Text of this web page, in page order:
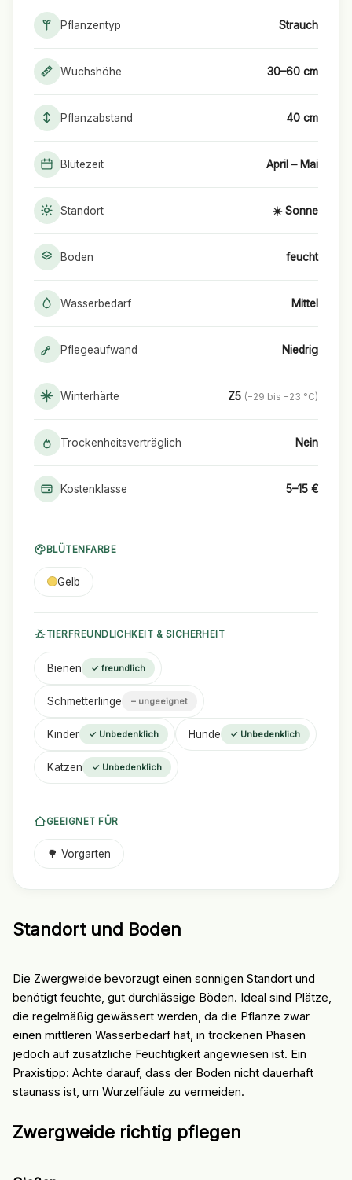
Pflanzentyp Strauch
Wuchshöhe 30–60 cm
Pflanzabstand 40 cm
Blütezeit April – Mai
Standort ☀️ Sonne
Boden feucht
Wasserbedarf Mittel
Pflegeaufwand Niedrig
Winterhärte Z5 (−29 bis −23 °C)
Trockenheitsverträglich Nein
Kostenklasse 5–15 €
BLÜTENFARBE
Gelb
TIERFREUNDLICHKEIT & SICHERHEIT
Bienen ✓ freundlich
Schmetterlinge – ungeeignet
Kinder ✓ Unbedenklich Hunde ✓ Unbedenklich
Katzen ✓ Unbedenklich
GEEIGNET FÜR
🌳 Vorgarten
Standort und Boden
Die Zwergweide bevorzugt einen sonnigen Standort und
benötigt feuchte, gut durchlässige Böden. Ideal sind Plätze,
die regelmäßig gewässert werden, da die Pflanze zwar
einen mittleren Wasserbedarf hat, in trockenen Phasen
jedoch auf zusätzliche Feuchtigkeit angewiesen ist. Ein
Praxistipp: Achte darauf, dass der Boden nicht dauerhaft
staunass ist, um Wurzelfäule zu vermeiden.
Zwergweide richtig pflegen